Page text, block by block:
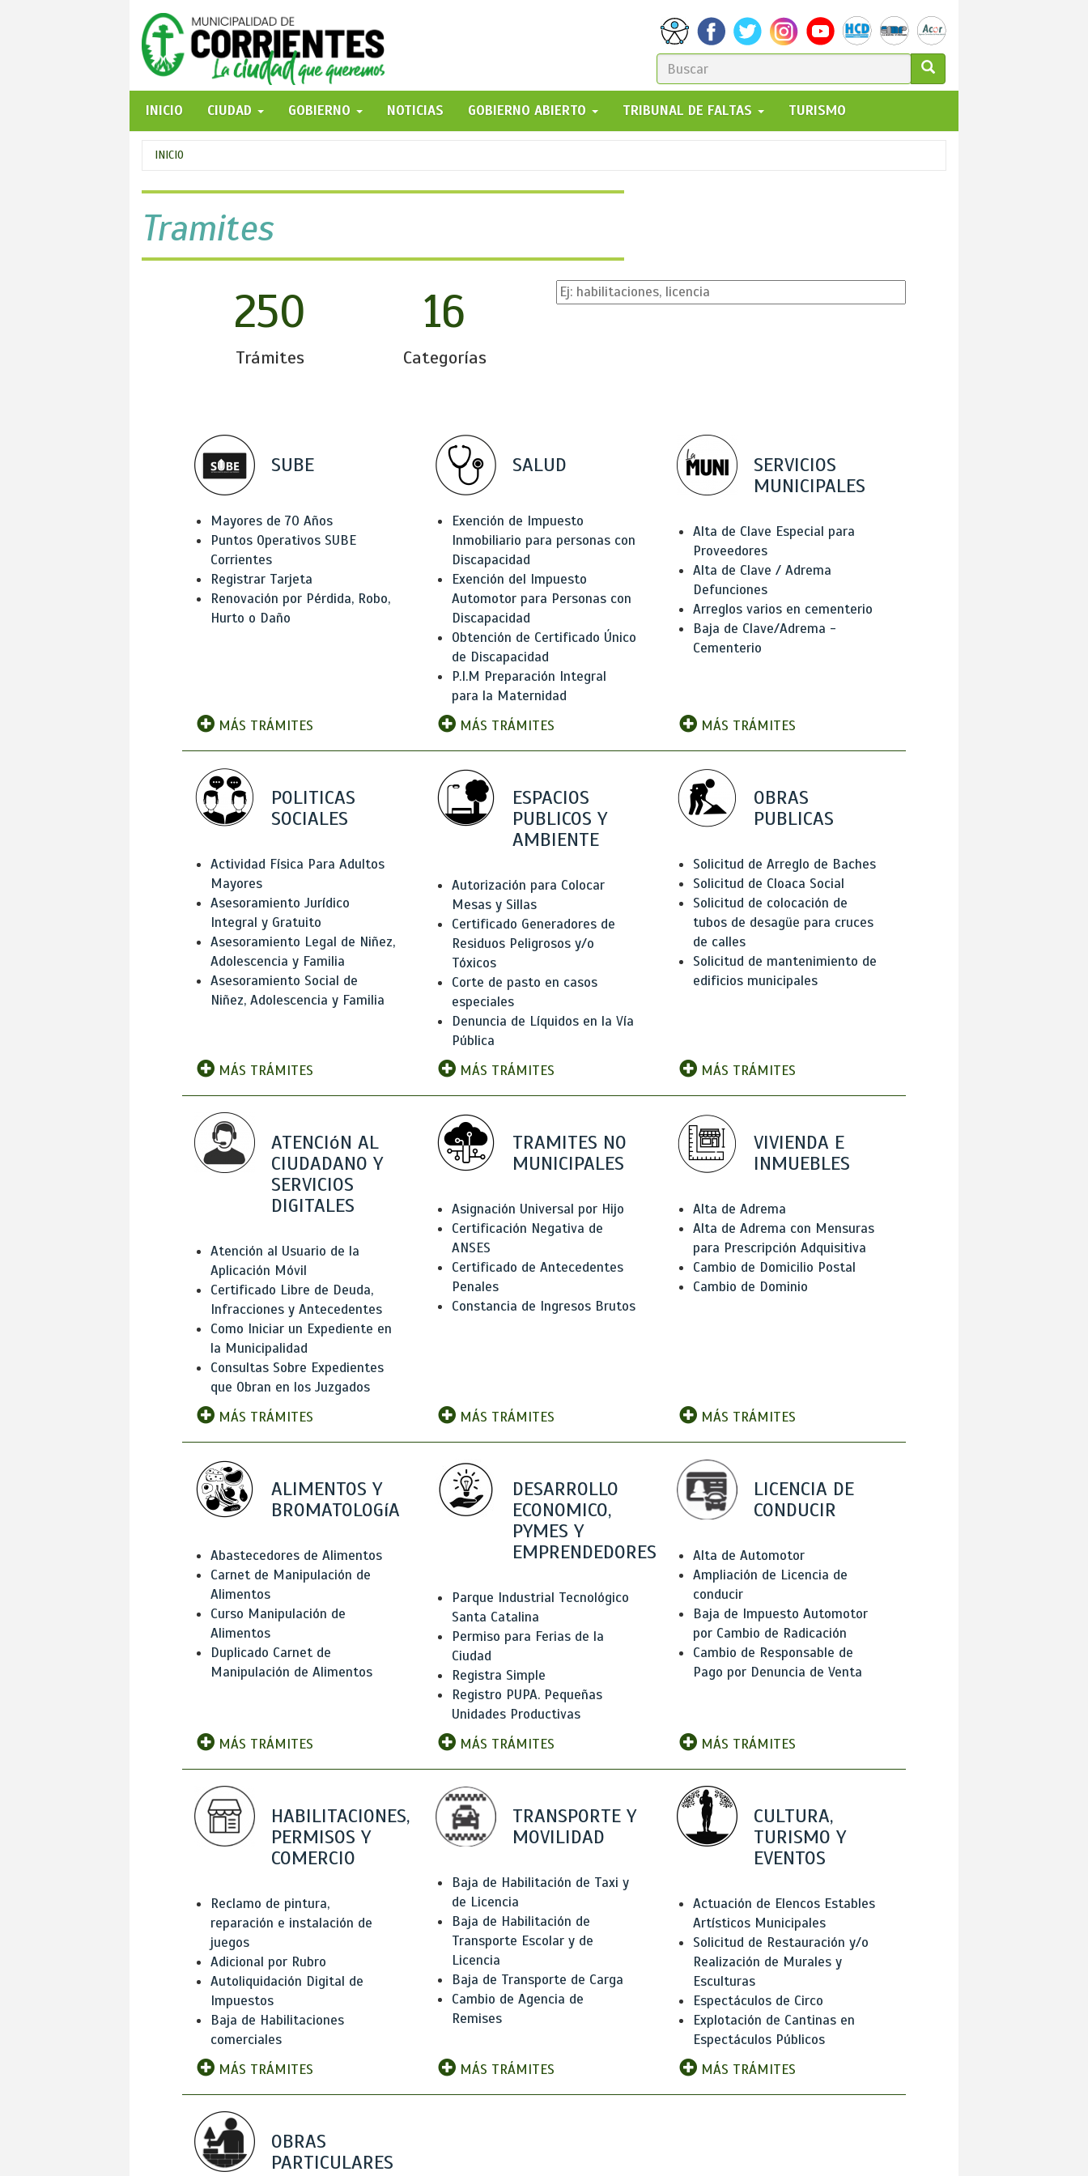
FORMULARIO
DE
BÚSQUEDA
GO!
INICIO
CIUDAD GOBIERNO NOTICIAS GOBIERNO ABIERTO TRIBUNAL DE FALTAS TURISMO
Se
encuentra
usted
aquí
INICIO
Tramites
250
Trámites
16
Categorías
SUBE
Mayores de 70 Años
Puntos Operativos SUBE
Corrientes
Registrar Tarjeta
Renovación por Pérdida, Robo,
Hurto o Daño
MÁS TRÁMITES
SALUD
Exención de Impuesto
Inmobiliario para personas con
Discapacidad
Exención del Impuesto
Automotor para Personas con
Discapacidad
Obtención de Certificado Único
de Discapacidad
P.I.M Preparación Integral
para la Maternidad
MÁS TRÁMITES
SERVICIOS
MUNICIPALES
Alta de Clave Especial para
Proveedores
Alta de Clave / Adrema
Defunciones
Arreglos varios en cementerio
Baja de Clave/Adrema -
Cementerio
MÁS TRÁMITES
POLITICAS
SOCIALES
Actividad Física Para Adultos
Mayores
Asesoramiento Jurídico
Integral y Gratuito
Asesoramiento Legal de Niñez,
Adolescencia y Familia
Asesoramiento Social de
Niñez, Adolescencia y Familia
MÁS TRÁMITES
ESPACIOS
PUBLICOS Y
AMBIENTE
Autorización para Colocar
Mesas y Sillas
Certificado Generadores de
Residuos Peligrosos y/o
Tóxicos
Corte de pasto en casos
especiales
Denuncia de Líquidos en la Vía
Pública
MÁS TRÁMITES
OBRAS
PUBLICAS
Solicitud de Arreglo de Baches
Solicitud de Cloaca Social
Solicitud de colocación de
tubos de desagüe para cruces
de calles
Solicitud de mantenimiento de
edificios municipales
MÁS TRÁMITES
ATENCIóN AL
CIUDADANO Y
SERVICIOS
DIGITALES
Atención al Usuario de la
Aplicación Móvil
Certificado Libre de Deuda,
Infracciones y Antecedentes
Como Iniciar un Expediente en
la Municipalidad
Consultas Sobre Expedientes
que Obran en los Juzgados
MÁS TRÁMITES
TRAMITES NO
MUNICIPALES
Asignación Universal por Hijo
Certificación Negativa de
ANSES
Certificado de Antecedentes
Penales
Constancia de Ingresos Brutos
MÁS TRÁMITES
VIVIENDA E
INMUEBLES
Alta de Adrema
Alta de Adrema con Mensuras
para Prescripción Adquisitiva
Cambio de Domicilio Postal
Cambio de Dominio
MÁS TRÁMITES
ALIMENTOS Y
BROMATOLOGíA
Abastecedores de Alimentos
Carnet de Manipulación de
Alimentos
Curso Manipulación de
Alimentos
Duplicado Carnet de
Manipulación de Alimentos
MÁS TRÁMITES
DESARROLLO
ECONOMICO,
PYMES Y
EMPRENDEDORES
Parque Industrial Tecnológico
Santa Catalina
Permiso para Ferias de la
Ciudad
Registra Simple
Registro PUPA. Pequeñas
Unidades Productivas
MÁS TRÁMITES
LICENCIA DE
CONDUCIR
Alta de Automotor
Ampliación de Licencia de
conducir
Baja de Impuesto Automotor
por Cambio de Radicación
Cambio de Responsable de
Pago por Denuncia de Venta
MÁS TRÁMITES
HABILITACIONES,
PERMISOS Y
COMERCIO
Reclamo de pintura,
reparación e instalación de
juegos
Adicional por Rubro
Autoliquidación Digital de
Impuestos
Baja de Habilitaciones
comerciales
MÁS TRÁMITES
TRANSPORTE Y
MOVILIDAD
Baja de Habilitación de Taxi y
de Licencia
Baja de Habilitación de
Transporte Escolar y de
Licencia
Baja de Transporte de Carga
Cambio de Agencia de
Remises
MÁS TRÁMITES
CULTURA,
TURISMO Y
EVENTOS
Actuación de Elencos Estables
Artísticos Municipales
Solicitud de Restauración y/o
Realización de Murales y
Esculturas
Espectáculos de Circo
Explotación de Cantinas en
Espectáculos Públicos
MÁS TRÁMITES
OBRAS
PARTICULARES